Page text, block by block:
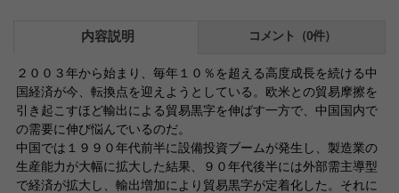
内容説明 コメント（0件）
２００３年から始まり、毎年１０％を超える高度成長を続ける中
国経済が今、転換点を迎えようとしている。欧米との貿易摩擦を
引き起こすほど輸出による貿易黒字を伸ばす一方で、中国国内で
の需要に伸び悩んでいるのだ。
中国では１９９０年代前半に設備投資ブームが発生し、製造業の
生産能力が大幅に拡大した結果、９０年代後半には外部需主導型
で経済が拡大し、輸出増加により貿易黒字が定着化した。それに